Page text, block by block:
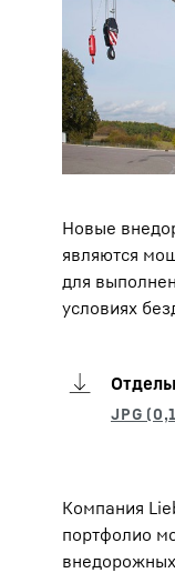
Новые
являются
для
условиях
Компания
портфолио